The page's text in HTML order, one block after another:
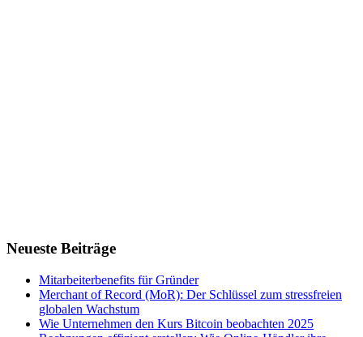
Neueste Beiträge
Mitarbeiterbenefits für Gründer
Merchant of Record (MoR): Der Schlüssel zum stressfreien
globalen Wachstum
Wie Unternehmen den Kurs Bitcoin beobachten 2025